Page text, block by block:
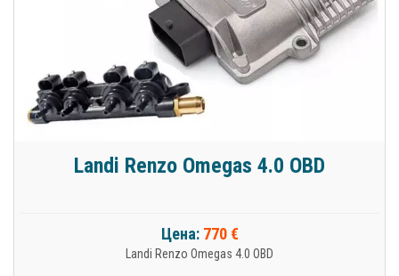
Landi Renzo Omegas 4.0 OBD
Цена: 770 €
Landi Renzo Omegas 4.0 OBD